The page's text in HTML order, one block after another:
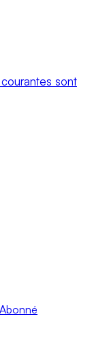
sont
Abonné